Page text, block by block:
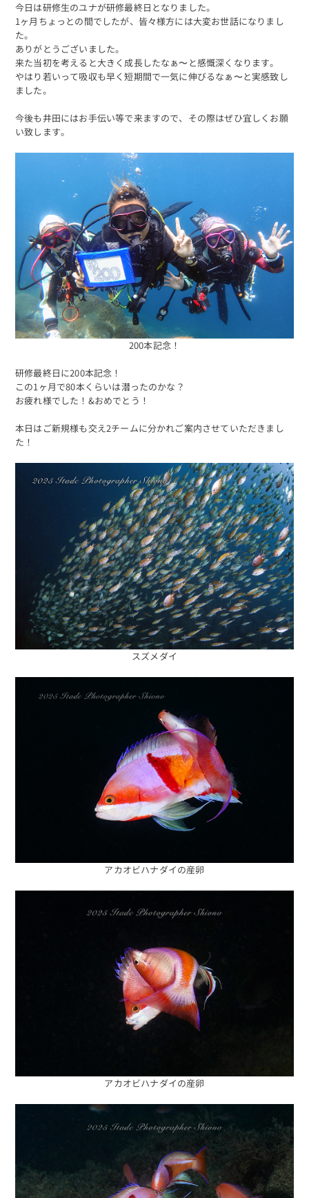
今日は研修生のユナが研修最終日となりました。
1ヶ月ちょっとの間でしたが、皆々様方には大変お世話になりまし
た。
ありがとうございました。
来た当初を考えると大きく成長したなぁ〜と感慨深くなります。
やはり若いって吸収も早く短期間で一気に伸びるなぁ〜と実感致し
ました。
今後も井田にはお手伝い等で来ますので、その際はぜひ宜しくお願
い致します。
200本記念！
研修最終日に200本記念！
この1ヶ月で80本くらいは潜ったのかな？
お疲れ様でした！&おめでとう！
本日はご新規様も交え2チームに分かれご案内させていただきまし
た！
スズメダイ
アカオビハナダイの産卵
アカオビハナダイの産卵